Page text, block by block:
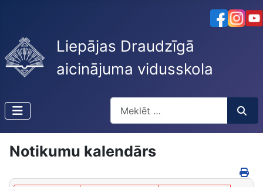
Liepājas Draudzīgā
aicinājuma vidusskola
Type 2 or more characters for
Notikumu kalendārs